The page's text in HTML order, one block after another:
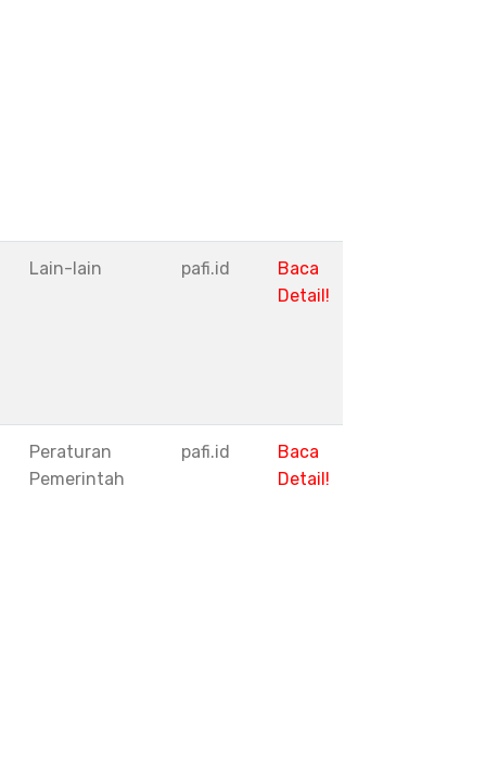
Lain-lain pafi.id
Baca
Detail!
Peraturan
Pemerintah
pafi.id
Baca
Detail!